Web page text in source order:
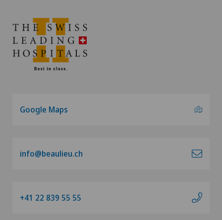
Google Maps
info@beaulieu.ch
+41 22 839 55 55